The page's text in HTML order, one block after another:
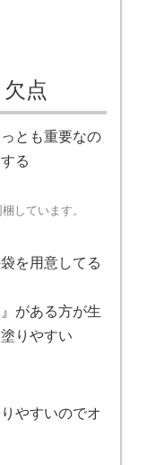
点
とも重要なの
る
しています。
を用意してる
がある方が生
りやすい
やすいのでオ